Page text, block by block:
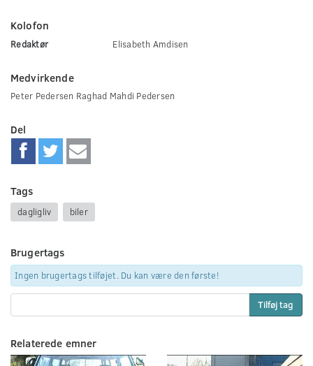
Kolofon
Redaktør Elisabeth Amdisen
Medvirkende
Peter Pedersen Raghad Mahdi Pedersen
Del
Tags
dagligliv biler
Brugertags
Ingen brugertags tilføjet. Du kan være den første!
Tilføj tag
Relaterede emner